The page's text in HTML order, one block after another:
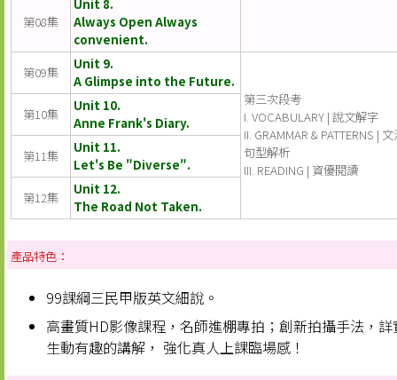
第08集
Unit 8.
Always Open Always
convenient.
第09集
Unit 9.
A Glimpse into the Future.
第三次段考
I. VOCABULARY | 說文解字
II. GRAMMAR & PATTERNS |
句型解析
III. READING | 資優閱讀
第10集
Unit 10.
Anne Frank's Diary.
第11集
Unit 11.
Let's Be "Diverse".
第12集
Unit 12.
The Road Not Taken.
產品特色：
99課綱三民甲版英文細說。
高畫質HD影像課程，名師進棚專拍；創新拍攝手法，
生動有趣的講解， 強化真人上課臨場感！